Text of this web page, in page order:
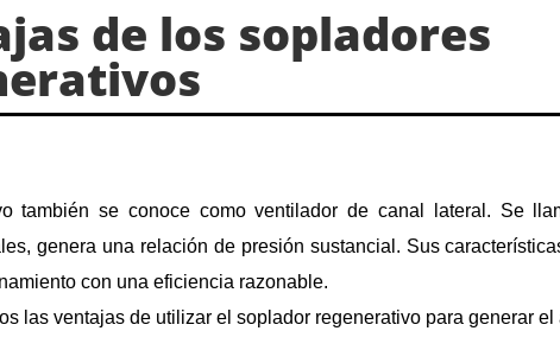
de los sopladores
también se conoce como ventilador de canal lateral. Se
genera una relación de presión sustancial. Sus
con una eficiencia razonable.
las ventajas de utilizar el soplador regenerativo para generar